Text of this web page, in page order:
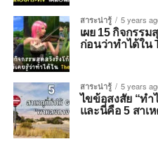
สาระน่ารู้ 5 years
เผย 15 กิจกรร
ก่อนว่าทำได้ใน
สาระน่ารู้ 5 years
ไขข้อสงสัย “ทำ
และนี่คือ 5 สาเ